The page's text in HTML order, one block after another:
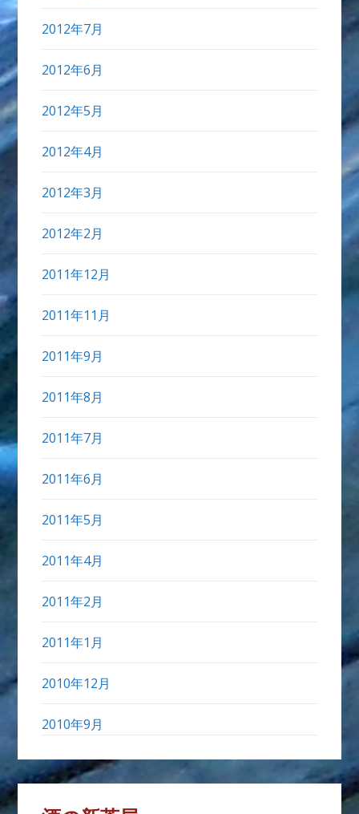
2012年7月
2012年6月
2012年5月
2012年4月
2012年3月
2012年2月
2011年12月
2011年11月
2011年9月
2011年8月
2011年7月
2011年6月
2011年5月
2011年4月
2011年2月
2011年1月
2010年12月
2010年9月